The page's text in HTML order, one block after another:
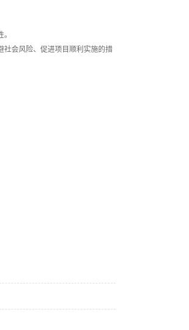
社会风险、促进项目顺利实施的措